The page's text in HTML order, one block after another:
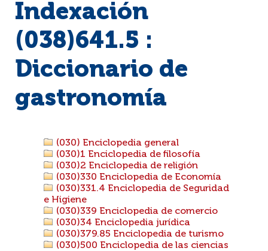
Indexación
(038)641.5 :
Diccionario de
gastronomía
(030) Enciclopedia general
(030)1 Enciclopedia de filosofía
(030)2 Enciclopedia de religión
(030)330 Enciclopedia de Economía
(030)331.4 Enciclopedia de Seguridad
e Higiene
(030)339 Enciclopedia de comercio
(030)34 Enciclopedia jurídica
(030)379.85 Enciclopedia de turismo
(030)500 Enciclopedia de las ciencias